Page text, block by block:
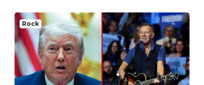
Rock